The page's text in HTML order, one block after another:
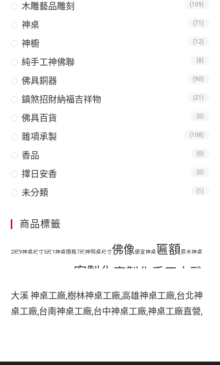
木雕藝品雕刻 (109)
神桌 (71)
神櫥 (12)
純手工神佛聯 (8)
佛具銅器 (90)
鎮煞招財納福吉祥物 (21)
佛具百貨 (0)
雜項承製 (108)
香品 (0)
擇日安香 (0)
未分類 (1)
商品標籤
2尺9神桌尺寸5尺1神桌價格7尺神明桌尺寸佛像便宜神桌匾額原木神桌
客製化 客製化手工木雕
匾額客製化手工雕刻匾額客製化整修貼金彩
手工木
大溪 神桌工廠,樹林神桌工廠,高雄神桌工廠,台北神
桌工廠,台南神桌工廠,台中神桌工廠,神桌工廠直營,